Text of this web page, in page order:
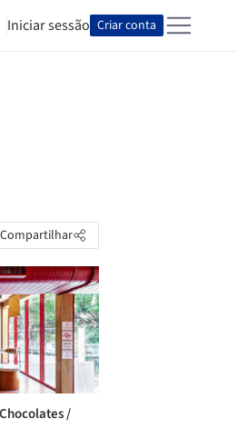
Iniciar sessão Criar conta
Compartilhar
/